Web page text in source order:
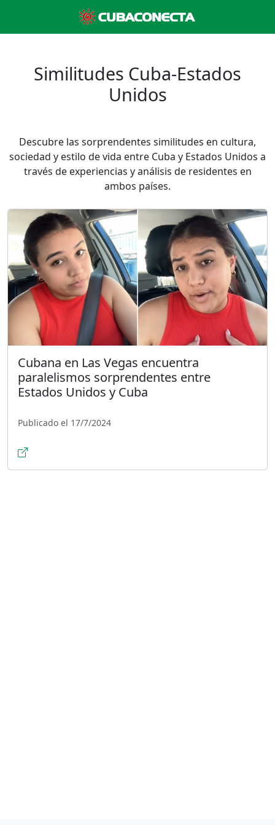
Similitudes Cuba-Estados
Unidos
Descubre las sorprendentes similitudes en cultura,
sociedad y estilo de vida entre Cuba y Estados Unidos a
través de experiencias y análisis de residentes en
ambos países.
Cubana en Las Vegas encuentra
paralelismos sorprendentes entre
Estados Unidos y Cuba
Publicado el 17/7/2024